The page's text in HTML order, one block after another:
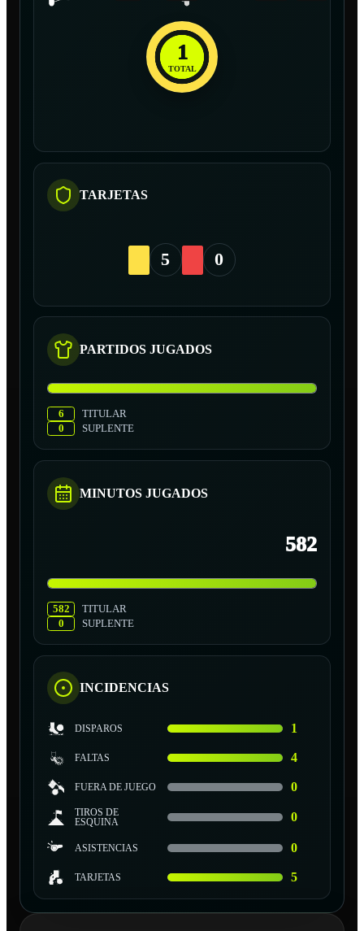
1
TOTAL
TARJETAS
5 0
PARTIDOS JUGADOS
6
TITULAR
0
SUPLENTE
MINUTOS JUGADOS
582
582
TITULAR
0
SUPLENTE
INCIDENCIAS
DISPAROS 1
FALTAS 4
FUERA DE JUEGO 0
TIROS DE
ESQUINA
0
ASISTENCIAS 0
TARJETAS 5